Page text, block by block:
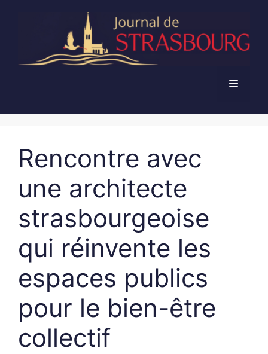
Menu
Rencontre avec
une architecte
strasbourgeoise
qui réinvente les
espaces publics
pour le bien-être
collectif